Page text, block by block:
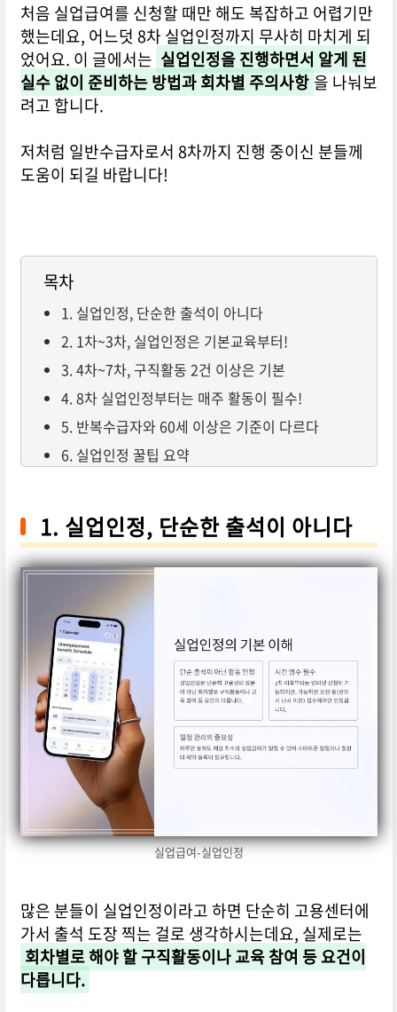
처음 실업급여를 신청할 때만 해도 복잡하고 어렵기만
했는데요, 어느덧 8차 실업인정까지 무사히 마치게 되
었어요. 이 글에서는 실업인정을 진행하면서 알게 된
실수 없이 준비하는 방법과 회차별 주의사항 을 나눠보
려고 합니다.
저처럼 일반수급자로서 8차까지 진행 중이신 분들께
도움이 되길 바랍니다!
목차
1. 실업인정, 단순한 출석이 아니다
2. 1차~3차, 실업인정은 기본교육부터!
3. 4차~7차, 구직활동 2건 이상은 기본
4. 8차 실업인정부터는 매주 활동이 필수!
5. 반복수급자와 60세 이상은 기준이 다르다
6. 실업인정 꿀팁 요약
1. 실업인정, 단순한 출석이 아니다
실업급여-실업인정
많은 분들이 실업인정이라고 하면 단순히 고용센터에
가서 출석 도장 찍는 걸로 생각하시는데요, 실제로는
회차별로 해야 할 구직활동이나 교육 참여 등 요건이
다릅니다.